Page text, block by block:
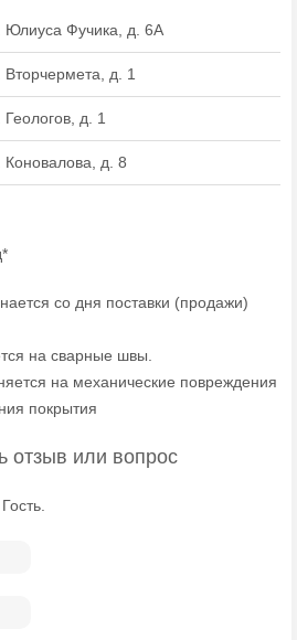
Юлиуса Фучика, д. 6А
Вторчермета, д. 1
Геологов, д. 1
Коновалова, д. 8
со дня поставки (продажи)
на сварные швы.
на механические повреждения
покрытия
отзыв или вопрос